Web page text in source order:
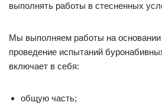
выполнять работы в стесненных
Мы выполняем работы на основании
проведение испытаний
включает в себя:
общую часть;